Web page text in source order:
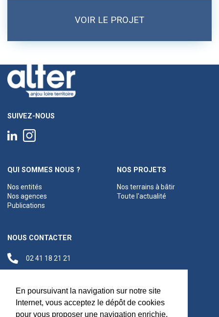
En poursuivant la navigation sur notre site
Internet, vous acceptez le dépôt de cookies
pour vous proposer une navigation enrichie,
VOIR LE PROJET
SUIVEZ-NOUS
QUI SOMMES NOUS ?
Nos entités
Nos agences
Publications
NOS PROJETS
Nos terrains à bâtir
Toute l'actualité
NOUS CONTACTER
02 41 18 21 21
Siège social
Maréchal Foch,
49100 Angers